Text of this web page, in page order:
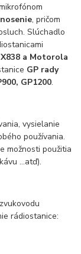
, pričom
Slúchadlo
a Motorola
GP rady
GP1200.
vysielanie
používania.
možnosti použitia
...atď).
rádiostanice: